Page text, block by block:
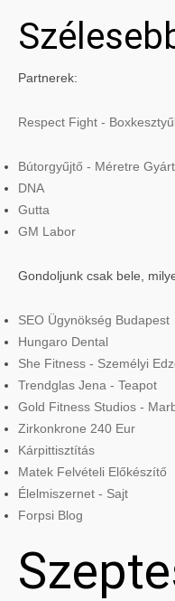
Partnerek:
Respect Fight -
Bútorgyűjtő - Méretre
DNA
Gutta
GM Labor
Gondoljunk csak bele,
SEO Ügynökség Budapest
Hungaro Dental
She Fitness - Személyi
Trendglas Jena - Teapot
Gold Fitness Studios -
Zirkonkrone 240 Eur
Kárpittisztítás
Matek Felvételi Előkészítő
Élelmiszernet - Sajt
Forpsi Blog